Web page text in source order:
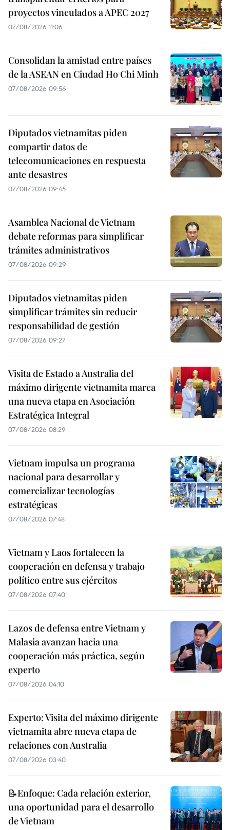
proyectos vinculados a APEC 2027
07/08/2026 11:06
Consolidan la amistad entre países
de la ASEAN en Ciudad Ho Chi Minh
07/08/2026 09:56
Diputados vietnamitas piden
compartir datos de
telecomunicaciones en respuesta
ante desastres
07/08/2026 09:45
Asamblea Nacional de Vietnam
debate reformas para simplificar
trámites administrativos
07/08/2026 09:29
Diputados vietnamitas piden
simplificar trámites sin reducir
responsabilidad de gestión
07/08/2026 09:27
Visita de Estado a Australia del
máximo dirigente vietnamita marca
una nueva etapa en Asociación
Estratégica Integral
07/08/2026 08:29
Vietnam impulsa un programa
nacional para desarrollar y
comercializar tecnologías
estratégicas
07/08/2026 07:48
Vietnam y Laos fortalecen la
cooperación en defensa y trabajo
político entre sus ejércitos
07/08/2026 07:40
Lazos de defensa entre Vietnam y
Malasia avanzan hacia una
cooperación más práctica, según
experto
07/08/2026 04:10
Experto: Visita del máximo dirigente
vietnamita abre nueva etapa de
relaciones con Australia
07/08/2026 03:40
📝Enfoque: Cada relación exterior,
una oportunidad para el desarrollo
de Vietnam